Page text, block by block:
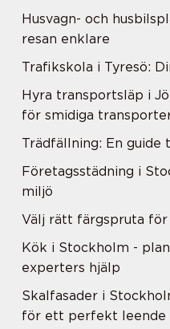
Husvagn- och
resan enklare
Trafikskola i Tyresö:
Hyra transportsläp i
för smidiga
Trädfällning: En
Företagsstädning i
miljö
Välj rätt färgspruta
Kök i Stockholm -
experters hjälp
Skalfasader i
för ett perfekt leende